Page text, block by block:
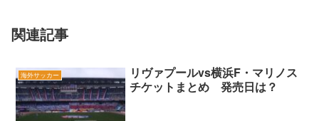
関連記事
海外サッカー
リヴァプールvs横浜F・マリノス
チケットまとめ 発売日は？